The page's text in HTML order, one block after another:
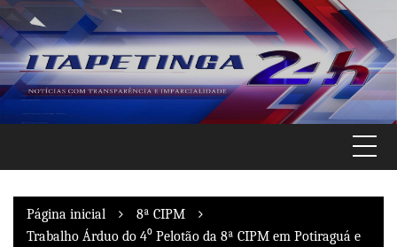
Pular
para
o
conteúdo
Página inicial
8ª CIPM
Trabalho Árduo do 4⁰ Pelotão da 8ª CIPM em Potiraguá e